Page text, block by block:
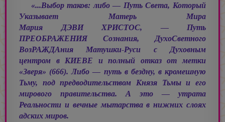
«...Выбор таков: либо — Путь Света, Который
Указывает Матерь Мира
Мария ДЭВИ ХРИСТОС, —Путь
ПРЕОБРАЖЕНИЯ Сознания, ДухоСветного
ВозРАЖДАния Матушки-Руси с Духовным
центром в КИЕВЕ и полный отказ от метки
«Зверя» (666). Либо — путь в бездну, в кромешную
Тьму, под предводительством Князя Тьмы и его
мирового правительства. А это — утрата
Реальности и вечные мытарства в нижних слоях
адских миров.